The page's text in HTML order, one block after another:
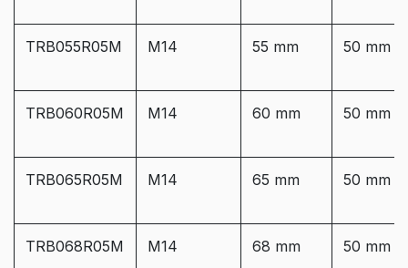
TRB055R05M M14 55 mm 50 mm
TRB060R05M M14 60 mm 50 mm
TRB065R05M M14 65 mm 50 mm
TRB068R05M M14 68 mm 50 mm